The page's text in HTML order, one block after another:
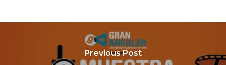
Previous Post